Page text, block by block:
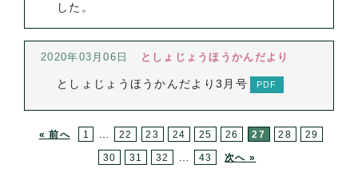
した。
2020年03月06日 としょじょうほうかんだより
としょじょうほうかんだより3月号
« 前へ 1 22 23 24 25 26 27 28 29
30 31 32 43 次へ »